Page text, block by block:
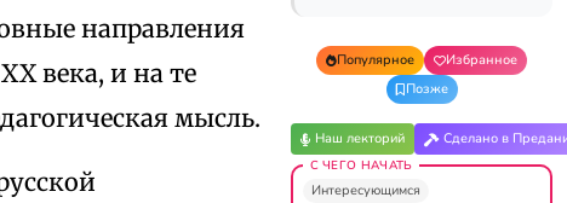
направления
века, и на те
мысль.
Популярное
Избранное
Позже
Наш лекторий Сделано в
С ЧЕГО НАЧАТЬ
Интересующимся